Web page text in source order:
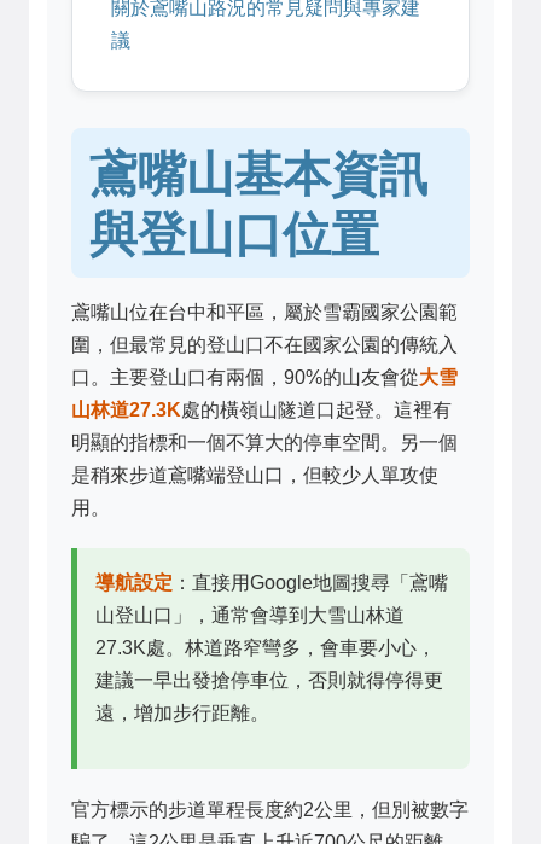
關於鳶嘴山路況的常見疑問與專家建
議
鳶嘴山基本資訊
與登山口位置
鳶嘴山位在台中和平區，屬於雪霸國家公園範
圍，但最常見的登山口不在國家公園的傳統入
口。主要登山口有兩個，90%的山友會從大雪
山林道27.3K處的橫嶺山隧道口起登。這裡有
明顯的指標和一個不算大的停車空間。另一個
是稍來步道鳶嘴端登山口，但較少人單攻使
用。
導航設定 ：直接用Google地圖搜尋「鳶嘴
山登山口」，通常會導到大雪山林道
27.3K處。林道路窄彎多，會車要小心，
建議一早出發搶停車位，否則就得停得更
遠，增加步行距離。
官方標示的步道單程長度約2公里，但別被數字